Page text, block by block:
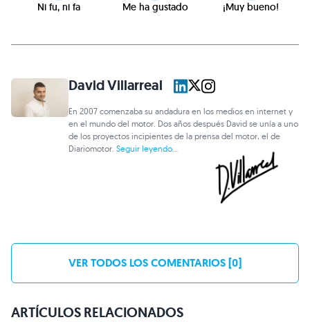
Ni fu, ni fa Me ha gustado ¡Muy bueno!
David Villarreal
En 2007 comenzaba su andadura en los medios en internet y
en el mundo del motor. Dos años después David se unía a uno
de los proyectos incipientes de la prensa del motor, el de
Diariomotor.Seguir leyendo...
VER TODOS LOS COMENTARIOS [0]
ARTÍCULOS RELACIONADOS